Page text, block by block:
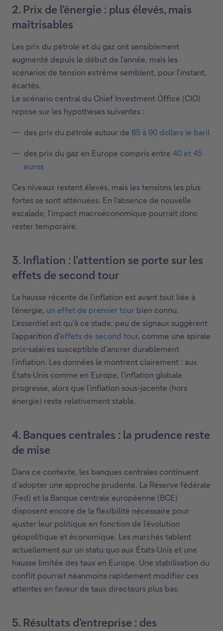
f
n
ê
t
2. Prix de l’énergie : plus élevés, mais
maîtrisables
Les prix du pétrole et du gaz ont sensiblement
augmenté depuis le début de l’année, mais les
scénarios de tension extrême semblent, pour l’instant,
écartés.
Le scénario central du Chief Investment Office (CIO)
repose sur les hypothèses suivantes :
des prix du pétrole autour de 85 à 90 dollars le baril
des prix du gaz en Europe compris entre 40 et 45
euros
Ces niveaux restent élevés, mais les tensions les plus
fortes se sont atténuées. En l’absence de nouvelle
escalade, l’impact macroéconomique pourrait donc
rester temporaire.
3. Inflation : l’attention se porte sur les
effets de second tour
La hausse récente de l’inflation est avant tout liée à
l’énergie, un effet de premier tour bien connu.
L’essentiel est qu’à ce stade, peu de signaux suggèrent
l’apparition d’effets de second tour, comme une spirale
prix-salaires susceptible d’ancrer durablement
l’inflation. Les données le montrent clairement : aux
États‑Unis comme en Europe, l’inflation globale
progresse, alors que l’inflation sous-jacente (hors
énergie) reste relativement stable.
4. Banques centrales : la prudence reste
de mise
Dans ce contexte, les banques centrales continuent
d’adopter une approche prudente. La Réserve fédérale
(Fed) et la Banque centrale européenne (BCE)
disposent encore de la flexibilité nécessaire pour
ajuster leur politique en fonction de l’évolution
géopolitique et économique. Les marchés tablent
actuellement sur un statu quo aux États‑Unis et une
hausse limitée des taux en Europe. Une stabilisation du
conflit pourrait néanmoins rapidement modifier ces
attentes en faveur de taux directeurs plus bas.
5. Résultats d’entreprise : des